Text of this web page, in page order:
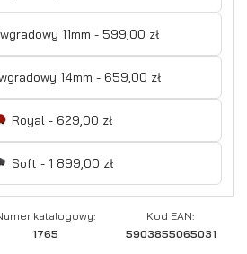
11mm - 599,00 zł
14mm - 659,00 zł
Royal - 629,00 zł
Soft - 1 899,00 zł
katalogowy:
1765
Kod EAN:
5903855065031